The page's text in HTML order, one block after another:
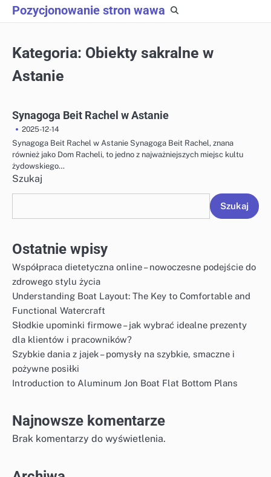
Skip
to
Pozycjonowanie stron wawa
Kategoria: Obiekty sakralne w
Astanie
Synagoga Beit Rachel w Astanie
2025-12-14
Synagoga Beit Rachel w Astanie Synagoga Beit Rachel, znana
również jako Dom Racheli, to jedno z najważniejszych miejsc kultu
żydowskiego…
Szukaj
Szukaj
Ostatnie wpisy
Współpraca dietetyczna online – nowoczesne podejście do
zdrowego stylu życia
Understanding Boat Layout: The Key to Comfortable and
Functional Watercraft
Słodkie upominki firmowe – jak wybrać idealne prezenty
dla klientów i pracowników?
Szybkie dania z jajek – pomysły na szybkie, smaczne i
pożywne posiłki
Introduction to Aluminum Jon Boat Flat Bottom Plans
Najnowsze komentarze
Brak komentarzy do wyświetlenia.